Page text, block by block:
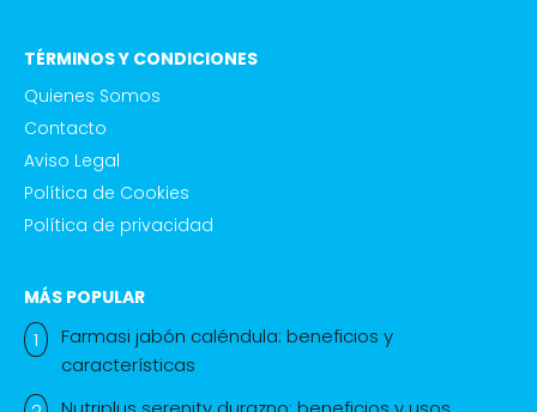
TÉRMINOS Y CONDICIONES
Quienes Somos
Contacto
Aviso Legal
Política de Cookies
Política de privacidad
MÁS POPULAR
Farmasi jabón caléndula: beneficios y
características